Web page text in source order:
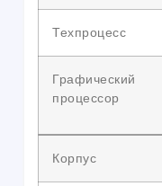
Техпроцесс
Графический
процессор
Корпус